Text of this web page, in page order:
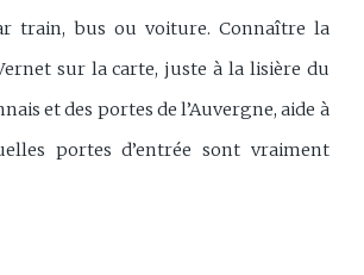
train, bus ou voiture. Connaître la
sur la carte, juste à la lisière du
et des portes de l’Auvergne, aide à
portes d’entrée sont vraiment